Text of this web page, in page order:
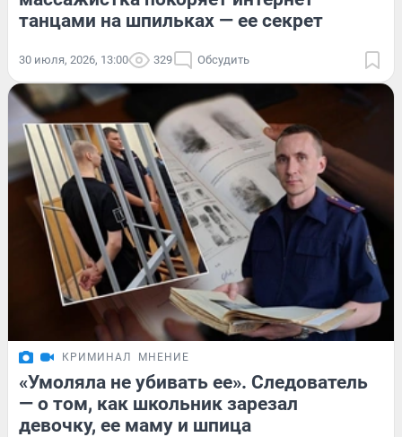
танцами на шпильках — ее секрет
30 июля, 2026, 13:00 329 Обсудить
КРИМИНАЛ МНЕНИЕ
«Умоляла не убивать ее». Следователь
— о том, как школьник зарезал
девочку, ее маму и шпица